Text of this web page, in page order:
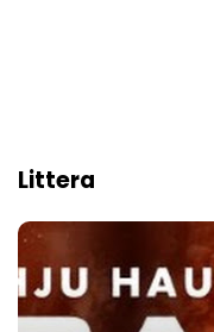
Littera